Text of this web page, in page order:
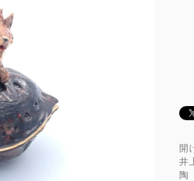
開
井
陶